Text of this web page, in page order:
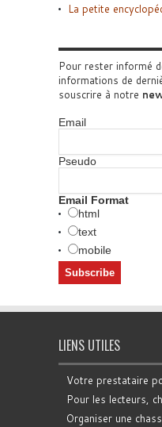
La petite
Pour rester informé
informations de
souscrire à notre
Email
Pseudo
Email Format
html
text
mobile
LIENS UTILES
Votre prestataire
Pour les lecteurs,
Organiser une